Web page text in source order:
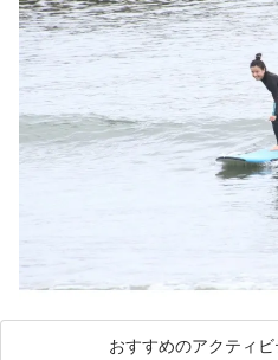
おすすめのアクティ